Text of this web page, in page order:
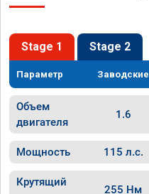
Stage 1 Stage 2
Параметр Заводские
Объем
двигателя
1.6
Мощность 115 л.с.
Крутящий
255 Нм